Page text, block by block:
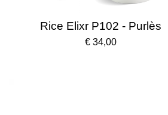
Rice Elixr P102 - Purlès
€ 34,00